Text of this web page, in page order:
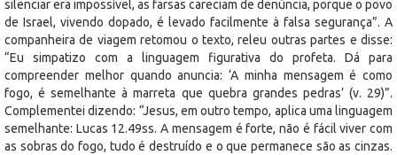
silenciar era impossível, as farsas careciam de denúncia, porque o povo
de Israel, vivendo dopado, é levado facilmente à falsa segurança”. A
companheira de viagem retomou o texto, releu outras partes e disse:
“Eu simpatizo com a linguagem figurativa do profeta. Dá para
compreender melhor quando anuncia: ‘A minha mensagem é como
fogo, é semelhante à marreta que quebra grandes pedras’ (v. 29)”.
Complementei dizendo: “Jesus, em outro tempo, aplica uma linguagem
semelhante: Lucas 12.49ss. A mensagem é forte, não é fácil viver com
as sobras do fogo, tudo é destruído e o que permanece são as cinzas.